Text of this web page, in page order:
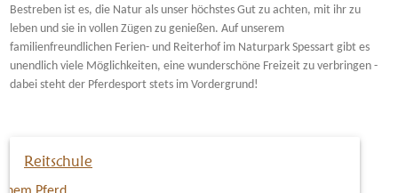
Bestreben ist es, die Natur als unser höchstes Gut zu achten, mit ihr zu
leben und sie in vollen Zügen zu genießen. Auf unserem
familienfreundlichen Ferien- und Reiterhof im Naturpark Spessart gibt es
unendlich viele Möglichkeiten, eine wunderschöne Freizeit zu verbringen -
dabei steht der Pferdesport stets im Vordergrund!
Reitschule